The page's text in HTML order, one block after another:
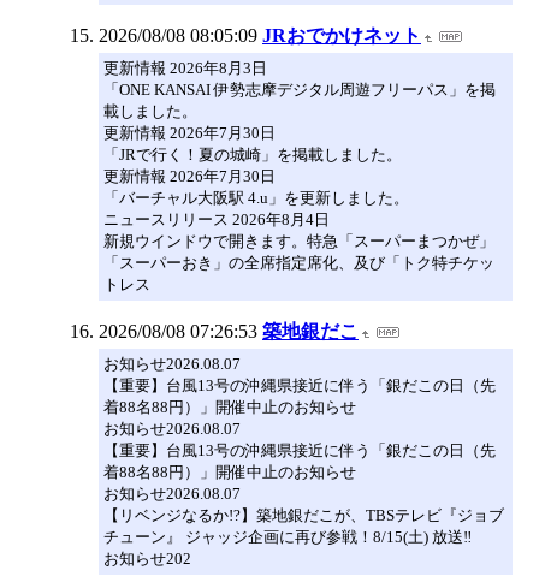
2026/08/08 08:05:09 JRおでかけネット
更新情報 2026年8月3日
「ONE KANSAI 伊勢志摩デジタル周遊フリーパス」を掲
載しました。
更新情報 2026年7月30日
「JRで行く！夏の城崎」を掲載しました。
更新情報 2026年7月30日
「バーチャル大阪駅 4.u」を更新しました。
ニュースリリース 2026年8月4日
新規ウインドウで開きます。特急「スーパーまつかぜ」
「スーパーおき」の全席指定席化、及び「トク特チケッ
トレス
2026/08/08 07:26:53 築地銀だこ
お知らせ2026.08.07
【重要】台風13号の沖縄県接近に伴う「銀だこの日（先
着88名88円）」開催中止のお知らせ
お知らせ2026.08.07
【重要】台風13号の沖縄県接近に伴う「銀だこの日（先
着88名88円）」開催中止のお知らせ
お知らせ2026.08.07
【リベンジなるか!?】築地銀だこが、TBSテレビ『ジョブ
チューン』 ジャッジ企画に再び参戦！8/15(土) 放送‼
お知らせ202